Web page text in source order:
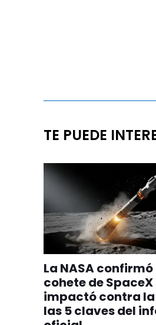
TE PUEDE
La NASA confirmó
cohete de SpaceX
impactó contra la
las 5 claves del